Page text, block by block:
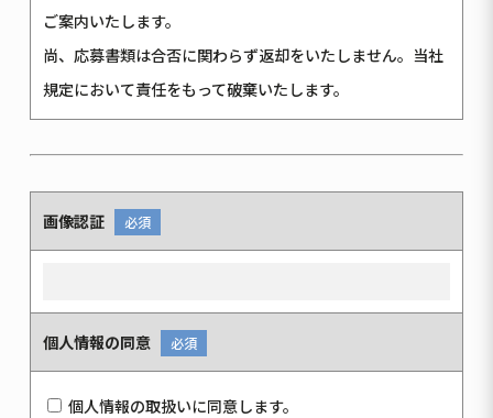
ご案内いたします。
尚、応募書類は合否に関わらず返却をいたしません。当社
規定において責任をもって破棄いたします。
画像認証 必須
個人情報の同意 必須
個人情報の取扱いに同意します。